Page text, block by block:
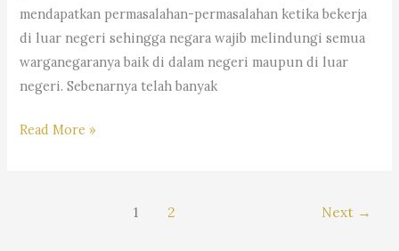
mendapatkan permasalahan-permasalahan ketika bekerja
di luar negeri sehingga negara wajib melindungi semua
warganegaranya baik di dalam negeri maupun di luar
negeri. Sebenarnya telah banyak
Perlindungan
Read More »
1 2 Next →